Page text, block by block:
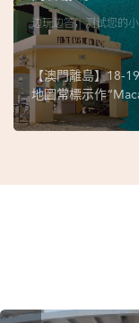
边玩边答，测试您的
【澳門離島】18-
地圖常標示作